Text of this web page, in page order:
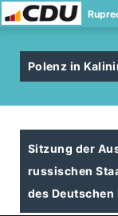
Polenz in
Sitzung der
russischen
des Deutschen